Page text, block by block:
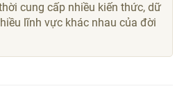
cung cấp nhiều kiến thức, dữ
lĩnh vực khác nhau của đời